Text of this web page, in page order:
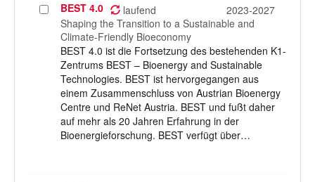
Projekt
auswählen
BEST 4.0 laufend
2023-2027
Shaping the Transition to a Sustainable and
Climate-Friendly Bioeconomy
BEST 4.0 ist die Fortsetzung des bestehenden K1-
Zentrums BEST – Bioenergy and Sustainable
Technologies. BEST ist hervorgegangen aus
einem Zusammenschluss von Austrian Bioenergy
Centre und ReNet Austria. BEST und fußt daher
auf mehr als 20 Jahren Erfahrung in der
Bioenergieforschung. BEST verfügt über…